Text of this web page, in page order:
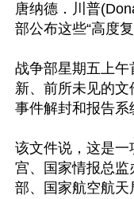
唐纳德．川普
部公布这些“高度
战争部星期五上午
新、前所未见的文
事件解封和报告系
该文件说，这是一
宫、国家情报总
部、国家航空航